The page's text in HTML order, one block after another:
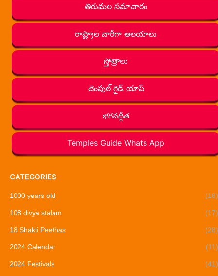
తిరుమల సమాచారం
రాష్ట్రాల వారీగా ఆలయాలు
స్తోత్రాలు
టెంపుల్ గైడ్ యాప్
భగవద్గీత
Temples Guide Whats App
CATEGORIES
1000 years old (18)
108 divya stalam (17)
18 Shakti Peethas (28)
2024 Calendar (11)
2024 Festivals (41)